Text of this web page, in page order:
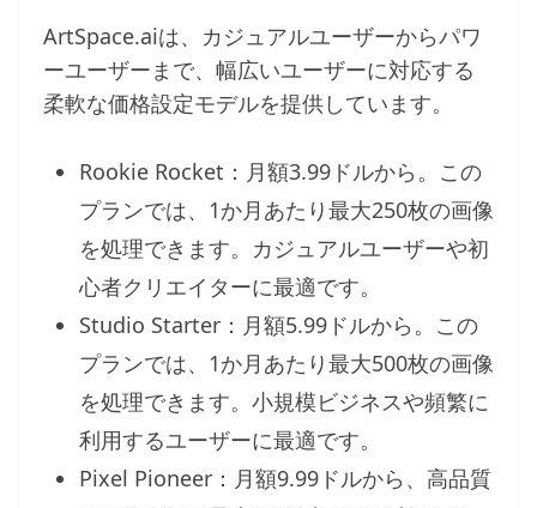
ArtSpace.aiは、カジュアルユーザーからパワ
ーユーザーまで、幅広いユーザーに対応する
柔軟な価格設定モデルを提供しています。
Rookie Rocket：月額3.99ドルから。この
プランでは、1か月あたり最大250枚の画像
を処理できます。カジュアルユーザーや初
心者クリエイターに最適です。
Studio Starter：月額5.99ドルから。この
プランでは、1か月あたり最大500枚の画像
を処理できます。小規模ビジネスや頻繁に
利用するユーザーに最適です。
Pixel Pioneer：月額9.99ドルから、高品質